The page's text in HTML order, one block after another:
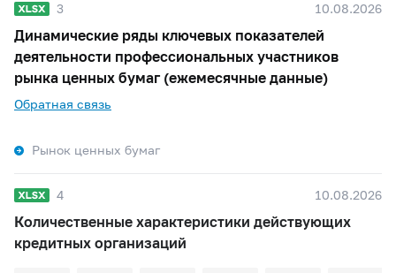
3 10.08.2026
Динамические ряды ключевых показателей
деятельности профессиональных участников
рынка ценных бумаг (ежемесячные данные)
Обратная связь
Рынок ценных бумаг
4 10.08.2026
Количественные характеристики действующих
кредитных организаций